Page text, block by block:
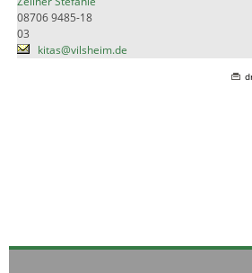
08706 9485-18
03
kitas@vilsheim.de